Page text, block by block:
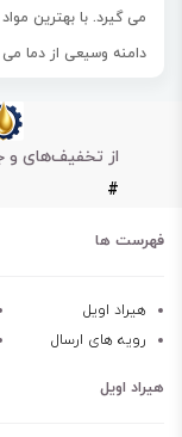
می گیرد. با بهترین
دامنه وسیعی از دما می
در خودروهای تجاری،
شده است.
جلوگیری از سائیدگی
پایداری اکسیداسیون بالا
خاصیت ضد زنگ زدگی
خاصیت ضد سایش
از تخفیف‌های و
#
فهرست ها
هیراد اویل
رویه های ارسال
هیراد اویل